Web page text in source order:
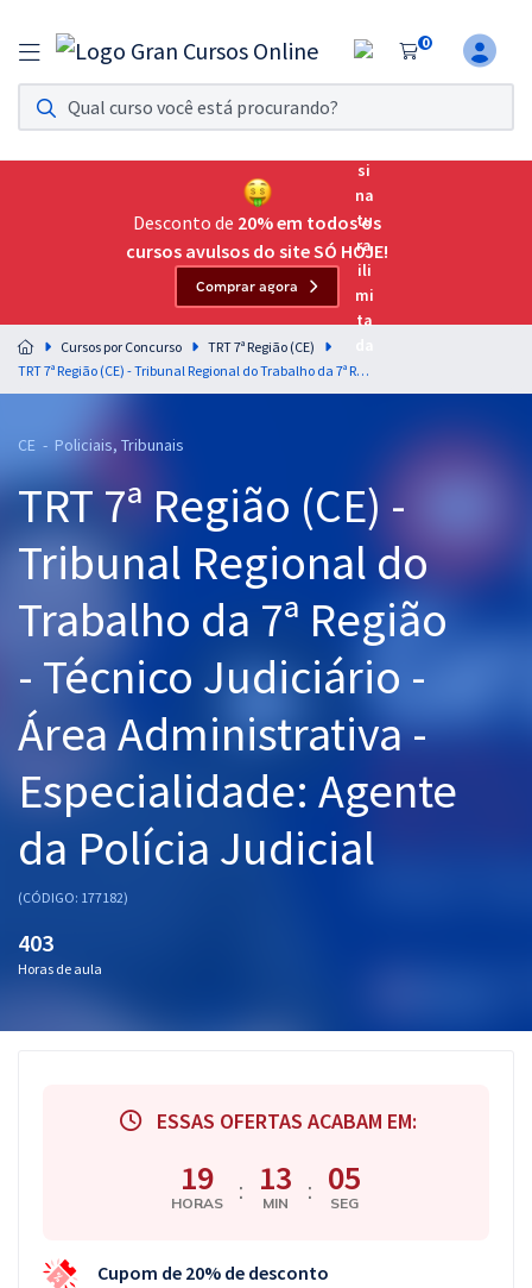
0
Assinatura Ilimitada 11
Acesso a todos os cursos. Teste grátis por 7 dias!
Assinatura OAB Até Passar
Acesso ilimitado a toda preparação para o Exame da
Residências Multiprofissionais
Preparação completa e intensiva para as principais
residências em saúde do Brasil
Cursos 20% OFF
Pós
Graduação
OAB
Mentorias
Questões grátis
Conteúdo gratuito
Desconto de 20% em todos os
cursos avulsos do site SÓ HOJE!
Comprar agora
Cursos por Concurso
TRT 7ª Região (CE)
TRT 7ª Região (CE) - Tribunal Regional do Trabalho da 7ª Região - Técnico Judiciário - Área Administrativa - Especialidade: Agente da Polícia Judicial
CE - Policiais, Tribunais
TRT 7ª Região (CE) -
Tribunal Regional do
Trabalho da 7ª Região
- Técnico Judiciário -
Área Administrativa -
Especialidade: Agente
da Polícia Judicial
(CÓDIGO: 177182)
403
Horas de aula
ESSAS OFERTAS ACABAM EM:
19
HORAS : 13
MIN : 04
SEG
Cupom de 20% de desconto